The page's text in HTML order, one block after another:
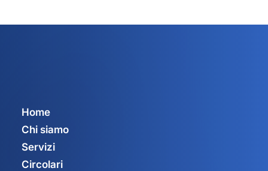
Home
Chi siamo
Servizi
Circolari